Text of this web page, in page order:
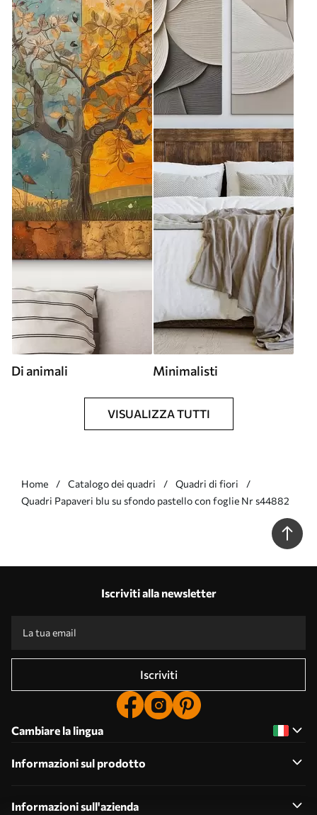
Di animali Minimalisti
VISUALIZZA TUTTI
Home Catalogo dei quadri
Quadri di fiori
Quadri Papaveri blu su sfondo pastello con foglie Nr s44882
Iscriviti alla newsletter
Iscriviti
Cambiare la lingua
Informazioni sul prodotto
Informazioni sull'azienda